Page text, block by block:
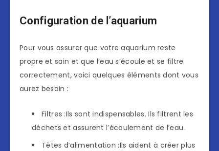
Configuration de l’aquarium
Pour vous assurer que votre aquarium reste
propre et sain et que l’eau s’écoule et se filtre
correctement, voici quelques éléments dont vous
aurez besoin :
Filtres :Ils sont indispensables. Ils filtrent les
déchets et assurent l’écoulement de l’eau.
Têtes d’alimentation :Ils aident à créer plus